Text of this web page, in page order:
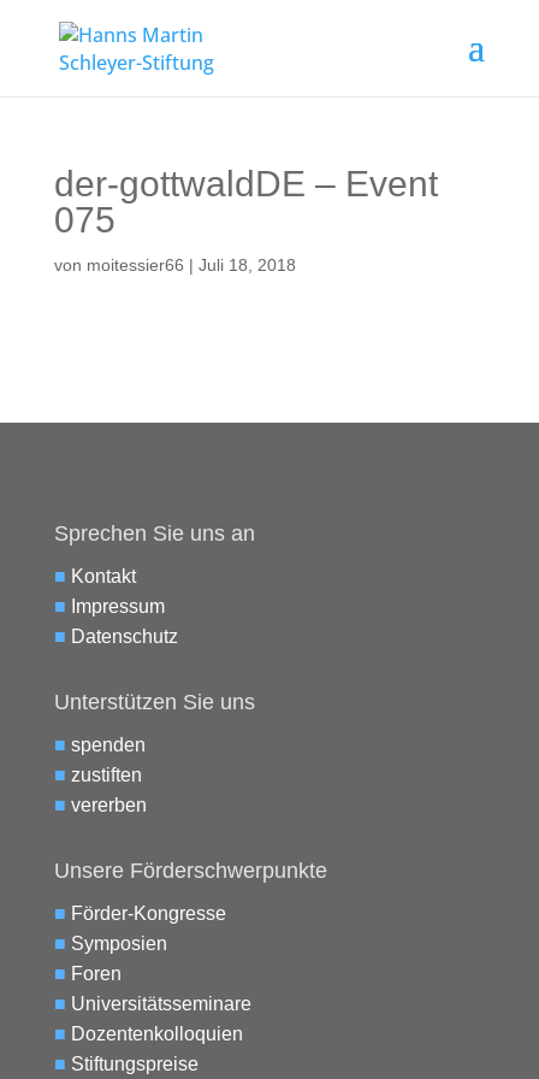
der-gottwaldDE – Event
075
von moitessier66 | Juli 18, 2018
Sprechen Sie uns an
■ Kontakt
■ Impressum
■ Datenschutz
Unterstützen Sie uns
■ spenden
■ zustiften
■ vererben
Unsere Förderschwerpunkte
■ Förder-Kongresse
■ Symposien
■ Foren
■ Universitätsseminare
■ Dozentenkolloquien
■ Stiftungspreise